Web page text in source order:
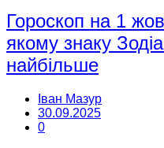
Гороскоп на 1
якому знаку
найбільше
Іван Мазур
30.09.2025
0